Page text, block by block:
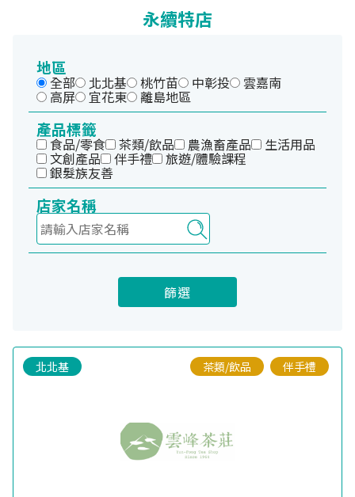
永續特店
地區
全部 北北基 桃竹苗 中彰投 雲嘉南
高屏 宜花東 離島地區
產品標籤
食品/零食 茶類/飲品 農漁畜產品 生活用品
文創產品 伴手禮 旅遊/體驗課程
銀髮族友善
店家名稱
篩選
北北基 茶類/飲品 伴手禮